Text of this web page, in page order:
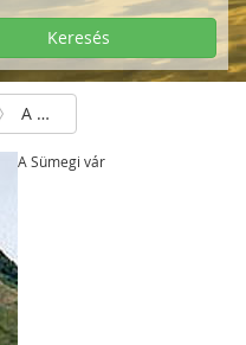
Keresés
A Sümegi vár
A Sümegi vár